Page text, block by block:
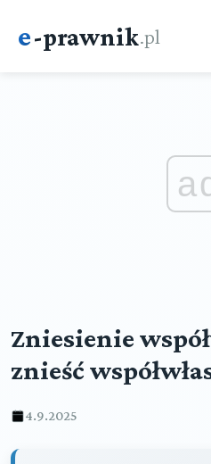
e-prawnik.pl
Zniesienie
znieść
4.9.2025